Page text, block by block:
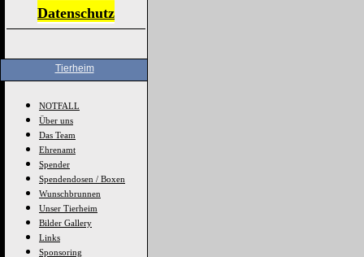
Datenschutz
Tierheim
NOTFALL
Über uns
Das Team
Ehrenamt
Spender
Spendendosen / Boxen
Wunschbrunnen
Unser Tierheim
Bilder Gallery
Links
Sponsoring